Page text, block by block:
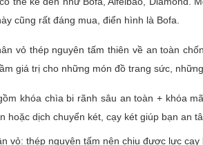
cũng rất đáng mua, điển hình là Bofa.
vỏ thép nguyên tấm thiên về an toàn
giá trị cho những món đồ trang sức,
khóa chìa bi rãnh sâu an toàn + khóa
hoặc dịch chuyển két, cạy két giúp bạn an
vỏ: thép nguyên tấm nên chịu được lực cạy